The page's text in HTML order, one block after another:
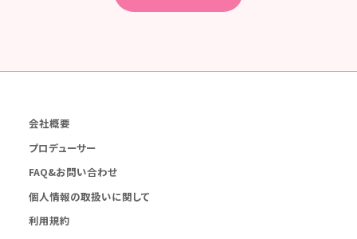
会社概要
プロデューサー
FAQ&お問い合わせ
個人情報の取扱いに関して
利用規約